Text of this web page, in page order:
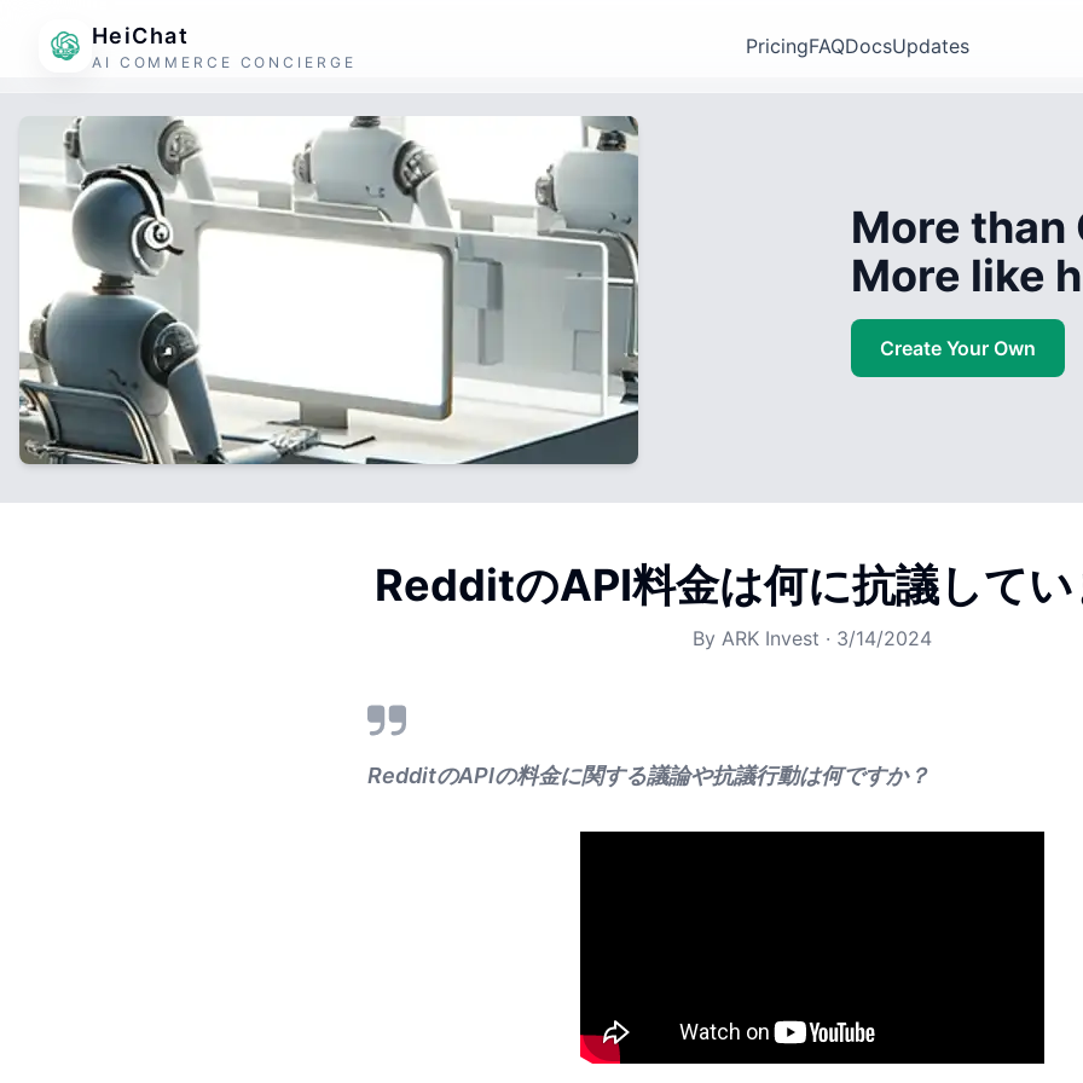
HeiChat
AI COMMERCE CONCIERGE
PricingFAQDocsUpdates
More than
More like
Create Your Own
RedditのAPI料金は何に抗議してい
By ARK Invest · 3/14/2024
RedditのAPIの料金に関する議論や抗議行動は何ですか？